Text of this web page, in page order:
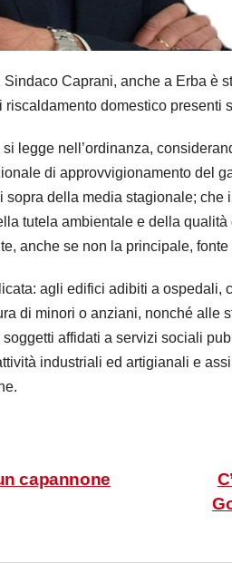
Sindaco Caprani, anche a Erba è
domestico presenti
legge nell’ordinanza,
di approvvigionamento del
sopra della media stagionale;
tutela ambientale e della
anche se non la principale,
agli edifici adibiti a
di minori o anziani, nonché alle
affidati a servizi sociali
industriali ed artigianali e
capannone